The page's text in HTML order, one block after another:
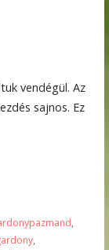
vendégül. Az
sajnos. Ez
,
,